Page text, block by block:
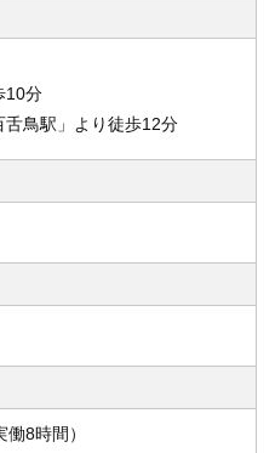
10分
鳥駅」より徒歩12分
8時間）